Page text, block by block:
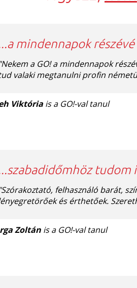
mindennapok
a GO! a mindennapok
valaki megtanulni profin
Viktóriais a GO!-val tanul
tudom
felhasználó barát,
és érthetőek.
Zoltánis a GO!-val tanul